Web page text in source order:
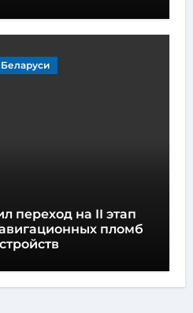
переход на II этап
пломб